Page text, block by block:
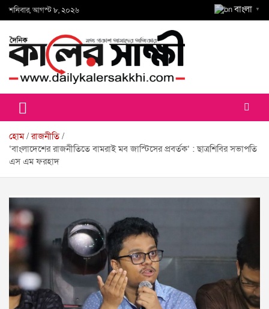
Skip
to
শনিবার, আগস্ট ৮, ২০২৬ বাংলা ▼
কালের সাক্ষী
হোম রাজনীতি
‘বাংলাদেশের রাজনীতিতে বামরাই মব জাস্টিসের প্রবর্তক’ : ছাত্রশিবির সভাপতি
এস এম ফরহাদ